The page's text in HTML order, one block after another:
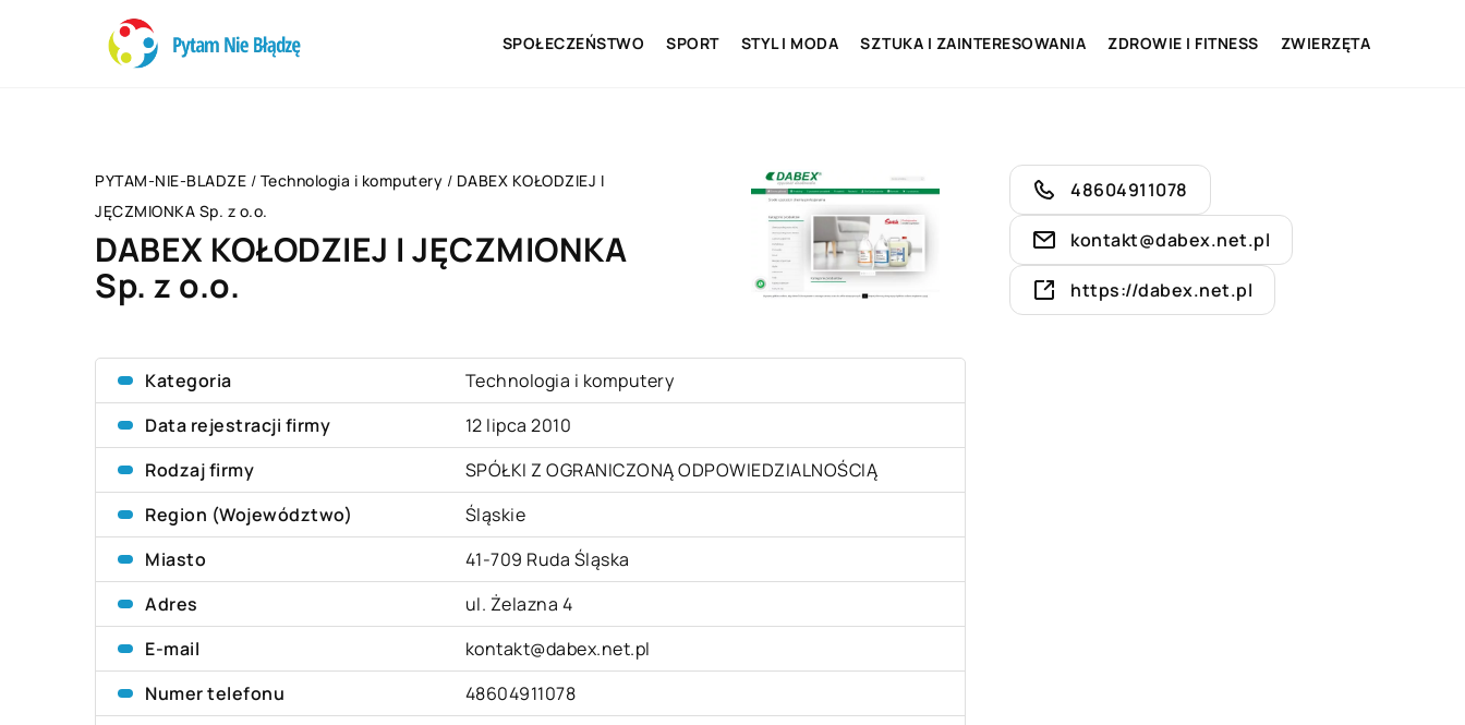
SPOŁECZEŃSTWO SPORT STYL I MODA SZTUKA I ZAINTERESOWANIA ZDROWIE I FITNESS ZWIERZĘTA
PYTAM-NIE-BLADZE / Technologia i komputery / DABEX KOŁODZIEJ I
JĘCZMIONKA Sp. z o.o.
DABEX KOŁODZIEJ I JĘCZMIONKA
Sp. z o.o.
Kategoria
Technologia i komputery
Data rejestracji firmy
12 lipca 2010
Rodzaj firmy
SPÓŁKI Z OGRANICZONĄ ODPOWIEDZIALNOŚCIĄ
Region (Województwo)
Śląskie
Miasto
41-709 Ruda Śląska
Adres
ul. Żelazna 4
E-mail
kontakt@dabex.net.pl
Numer telefonu
48604911078
48604911078
kontakt@dabex.net.pl
https://dabex.net.pl